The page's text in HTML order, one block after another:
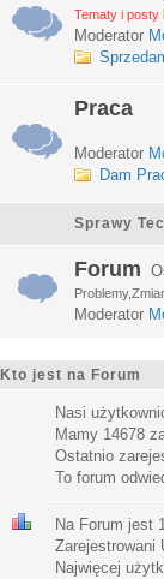
Tematy i posty
Moderator
Praca
Moderator
Dam
Sprawy
Forum
Moderator
Kto jest na Forum
Nasi
Mamy 14678
Ostatnio
To forum
Na Forum jest
Zarejestrowani
Najwięcej